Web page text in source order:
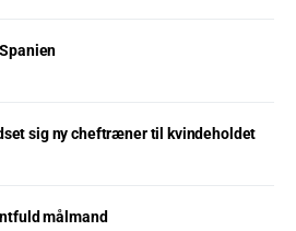
sig ny cheftræner til kvindeholdet
målmand